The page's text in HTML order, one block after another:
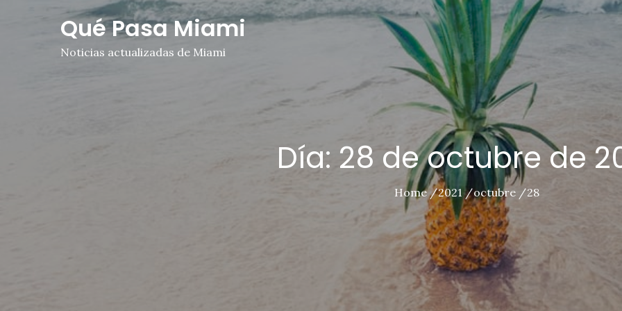
Qué Pasa Miami
Noticias actualizadas de Miami
Día: 28 de octubre de
Home 2021 octubre 28